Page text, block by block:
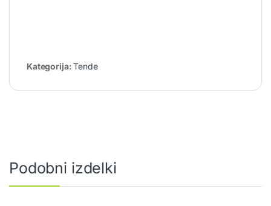
Kategorija:Tende
Podobni izdelki